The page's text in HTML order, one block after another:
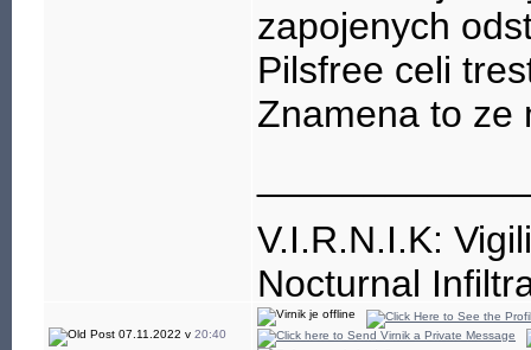
href="https://
SBCglobal
zapojenych
Pilsfree celi
Znamena to ze
V.I.R.N.I.K:
Nocturnal
Resistance is,
07.11.2022 v 20:40